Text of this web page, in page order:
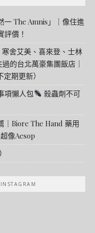
一 The Amnis」｜像住進
評價！
舍艾美、喜來登、士林
的台北萬豪集團飯店｜
期更新）
項懶人包
殺蟲劑不可
｜Biore The Hand 藥用
超像Aesop